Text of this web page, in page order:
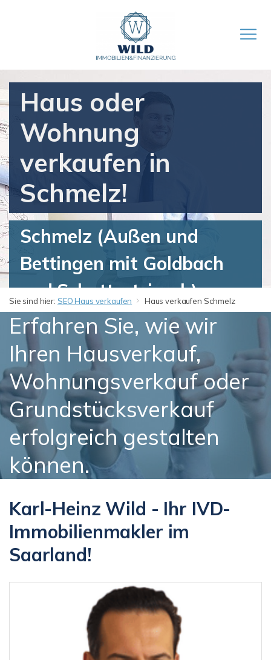
Haus oder
Wohnung
verkaufen in
Schmelz!
Schmelz (Außen und
Bettingen mit Goldbach
und Schattertriesch),
Hüttersdorf (mit Buprich),
Limbach, Michelbach,
Primsweiler und Dorf im
Bohnental
Sie sind hier: SEO Haus verkaufen Haus verkaufen Schmelz
Erfahren Sie, wie wir
Ihren Hausverkauf,
Wohnungsverkauf oder
Grundstücksverkauf
erfolgreich gestalten
können.
Karl-Heinz Wild - Ihr IVD-
Immobilienmakler im
Saarland!